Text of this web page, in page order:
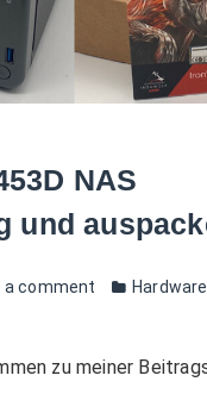
NAS
und
a comment
Hardware
zu meiner